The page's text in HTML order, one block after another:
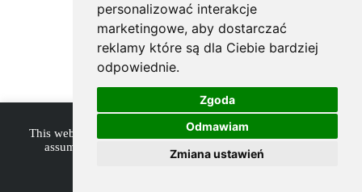
personalizować interakcje
marketingowe, aby dostarczać
reklamy które są dla Ciebie bardziej
odpowiednie.
Zgoda
Odmawiam
Zmiana ustawień
This website uses cookies to improve your experience. We'll
assume you're ok with this, but you can opt-out if you
Accept